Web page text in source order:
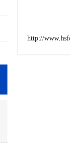
http://